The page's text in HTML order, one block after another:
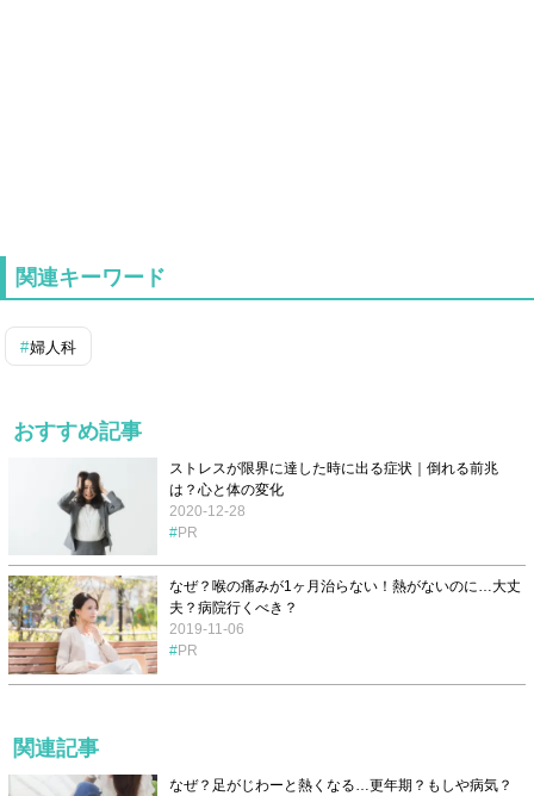
関連キーワード
婦人科
おすすめ記事
ストレスが限界に達した時に出る症状｜倒れる前兆
は？心と体の変化
2020-12-28
PR
なぜ？喉の痛みが1ヶ月治らない！熱がないのに…大丈
夫？病院行くべき？
2019-11-06
PR
関連記事
なぜ？足がじわーと熱くなる…更年期？もしや病気？